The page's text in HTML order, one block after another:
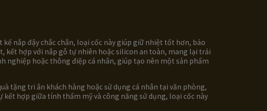
nắp đậy chắc chắn, loại cốc này giúp giữ nhiệt tốt hơn, bảo
kết hợp với nắp gỗ tự nhiên hoặc silicon an toàn, mang lại trải
nghiệp hoặc thông điệp cá nhân, giúp tạo nên một sản phẩm
tặng tri ân khách hàng hoặc sử dụng cá nhân tại văn phòng,
hợp giữa tính thẩm mỹ và công năng sử dụng, loại cốc này